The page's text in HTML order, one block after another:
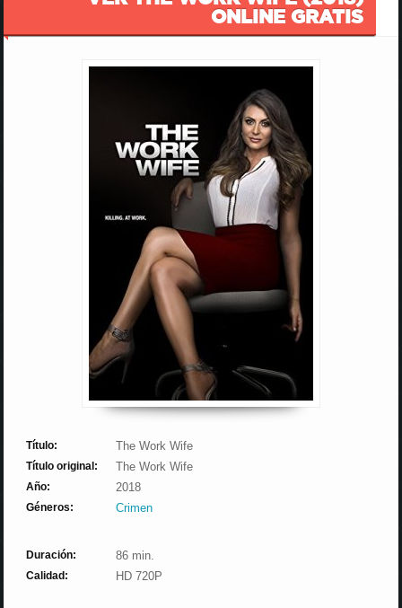
ONLINE GRATIS
Título: The Work Wife
Título original: The Work Wife
Año: 2018
Géneros: Crimen
Duración: 86 min.
Calidad: HD 720P